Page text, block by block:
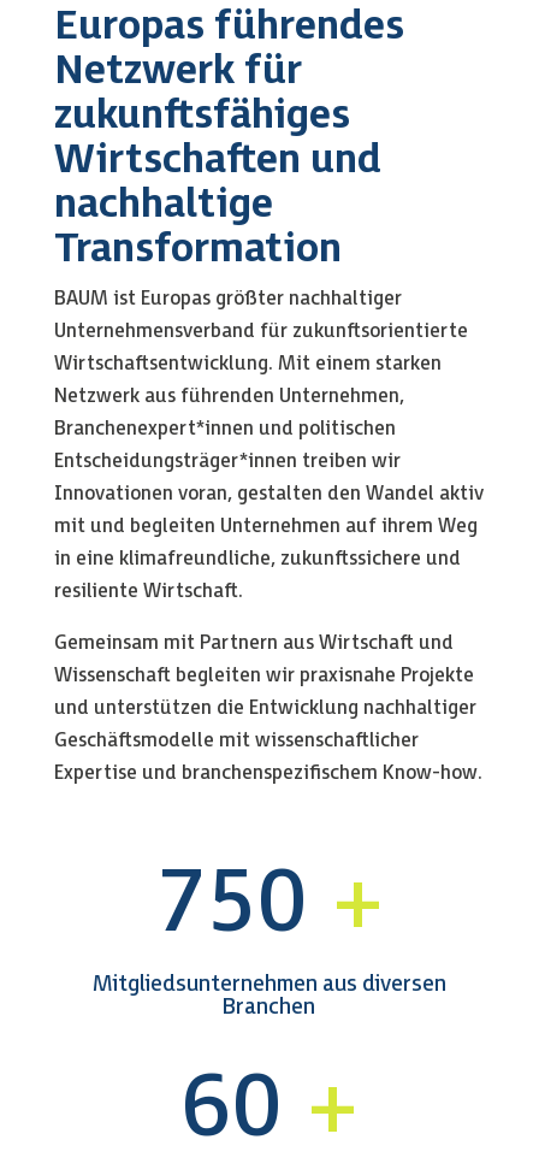
Europas führendes
Netzwerk für
zukunftsfähiges
Wirtschaften und
nachhaltige
Transformation
BAUM ist Europas größter nachhaltiger
Unternehmensverband für zukunftsorientierte
Wirtschaftsentwicklung. Mit einem starken
Netzwerk aus führenden Unternehmen,
Branchenexpert*innen und politischen
Entscheidungsträger*innen treiben wir
Innovationen voran, gestalten den Wandel aktiv
mit und begleiten Unternehmen auf ihrem Weg
in eine klimafreundliche, zukunftssichere und
resiliente Wirtschaft.
Gemeinsam mit Partnern aus Wirtschaft und
Wissenschaft begleiten wir praxisnahe Projekte
und unterstützen die Entwicklung nachhaltiger
Geschäftsmodelle mit wissenschaftlicher
Expertise und branchenspezifischem Know-how.
750
Mitgliedsunternehmen aus diversen
Branchen
60